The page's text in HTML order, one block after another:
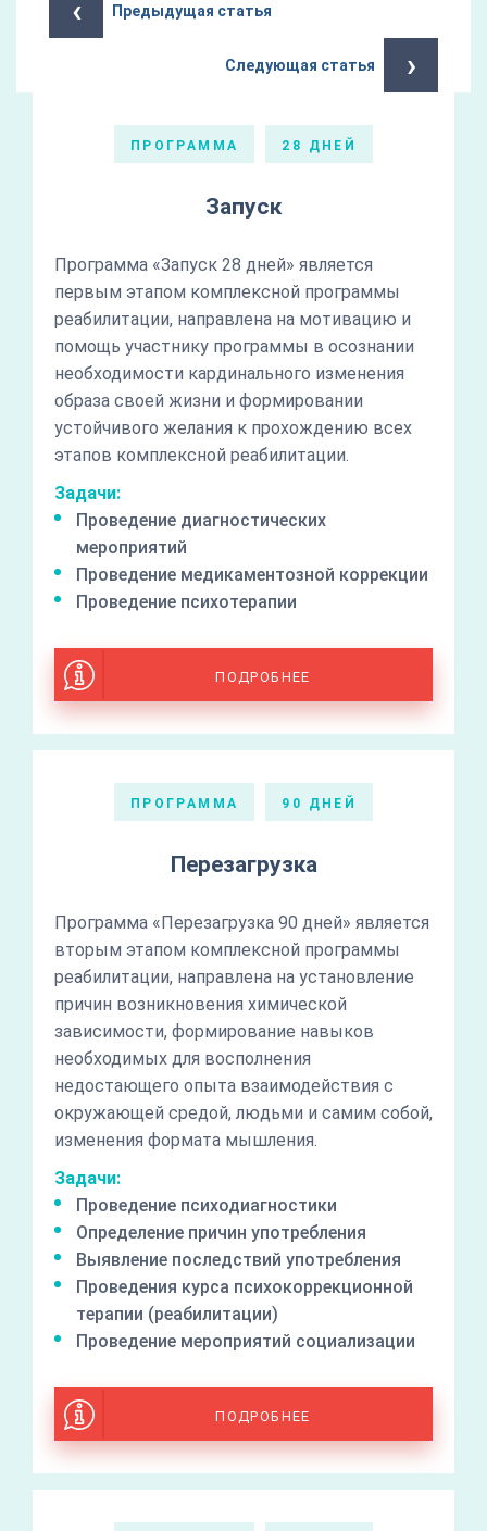
‹ Предыдущая статья
Следующая статья ›
ПРОГРАММА 28 ДНЕЙ
Запуск
Программа «Запуск 28 дней» является
первым этапом комплексной программы
реабилитации, направлена на мотивацию и
помощь участнику программы в осознании
необходимости кардинального изменения
образа своей жизни и формировании
устойчивого желания к прохождению всех
этапов комплексной реабилитации.
Задачи:
Проведение диагностических
мероприятий
Проведение медикаментозной коррекции
Проведение психотерапии
ПОДРОБНЕЕ
ПРОГРАММА 90 ДНЕЙ
Перезагрузка
Программа «Перезагрузка 90 дней» является
вторым этапом комплексной программы
реабилитации, направлена на установление
причин возникновения химической
зависимости, формирование навыков
необходимых для восполнения
недостающего опыта взаимодействия с
окружающей средой, людьми и самим собой,
изменения формата мышления.
Задачи:
Проведение психодиагностики
Определение причин употребления
Выявление последствий употребления
Проведения курса психокоррекционной
терапии (реабилитации)
Проведение мероприятий социализации
ПОДРОБНЕЕ